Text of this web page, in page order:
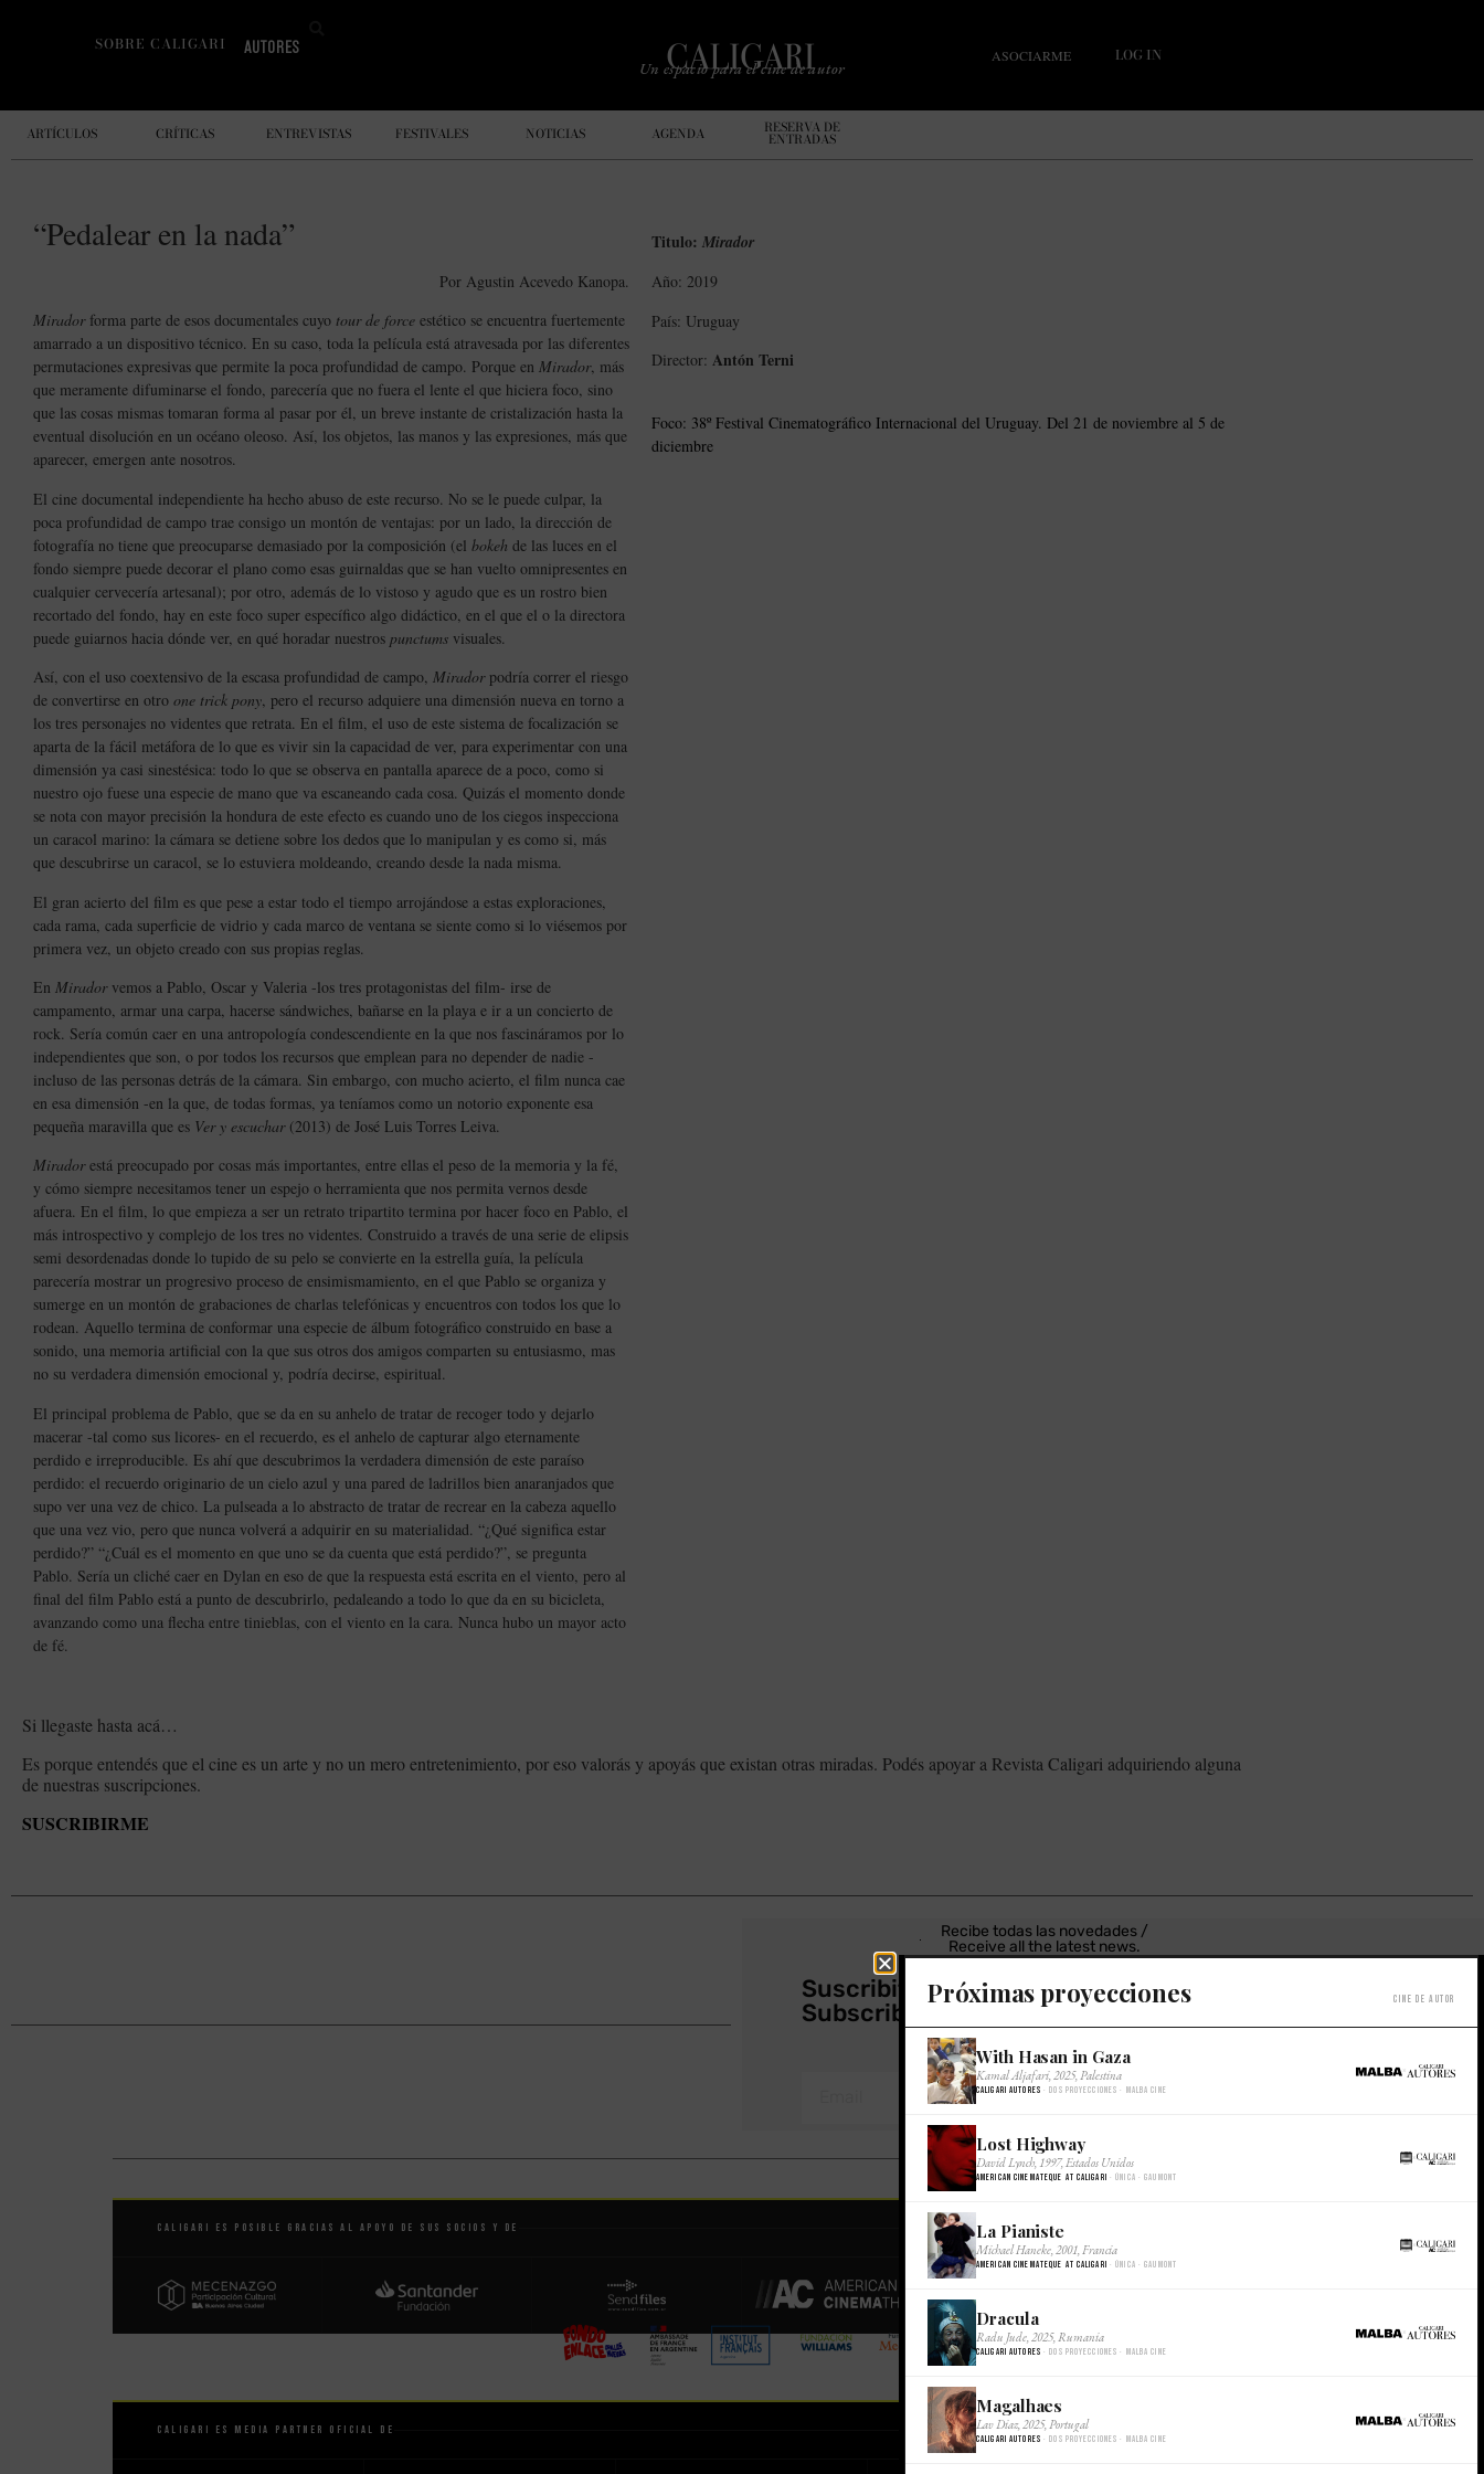
AUTORES
SOBRE CALIGARI
Un espacio para el cine de autor
ASOCIARME LOG IN
ARTÍCULOS CRÍTICAS ENTREVISTAS FESTIVALES NOTICIAS AGENDA RESERVA DE
ENTRADAS
“Pedalear en la nada”
Por Agustin Acevedo Kanopa.
Mirador forma parte de esos documentales cuyo tour de force estético se encuentra fuertemente
amarrado a un dispositivo técnico. En su caso, toda la película está atravesada por las diferentes
permutaciones expresivas que permite la poca profundidad de campo. Porque en Mirador, más
que meramente difuminarse el fondo, parecería que no fuera el lente el que hiciera foco, sino
que las cosas mismas tomaran forma al pasar por él, un breve instante de cristalización hasta la
eventual disolución en un océano oleoso. Así, los objetos, las manos y las expresiones, más que
aparecer, emergen ante nosotros.
El cine documental independiente ha hecho abuso de este recurso. No se le puede culpar, la
poca profundidad de campo trae consigo un montón de ventajas: por un lado, la dirección de
fotografía no tiene que preocuparse demasiado por la composición (el bokeh de las luces en el
fondo siempre puede decorar el plano como esas guirnaldas que se han vuelto omnipresentes en
cualquier cervecería artesanal); por otro, además de lo vistoso y agudo que es un rostro bien
recortado del fondo, hay en este foco super específico algo didáctico, en el que el o la directora
puede guiarnos hacia dónde ver, en qué horadar nuestros punctums visuales.
Así, con el uso coextensivo de la escasa profundidad de campo, Miradorpodría correr el riesgo
de convertirse en otro one trick pony, pero el recurso adquiere una dimensión nueva en torno a
los tres personajes no videntes que retrata. En el film, el uso de este sistema de focalización se
aparta de la fácil metáfora de lo que es vivir sin la capacidad de ver, para experimentar con una
dimensión ya casi sinestésica: todo lo que se observa en pantalla aparece de a poco, como si
nuestro ojo fuese una especie de mano que va escaneando cada cosa. Quizás el momento donde
se nota con mayor precisión la hondura de este efecto es cuando uno de los ciegos inspecciona
un caracol marino: la cámara se detiene sobre los dedos que lo manipulan y es como si, más
que descubrirse un caracol, se lo estuviera moldeando, creando desde la nada misma.
El gran acierto del film es que pese a estar todo el tiempo arrojándose a estas exploraciones,
cada rama, cada superficie de vidrio y cada marco de ventana se siente como si lo viésemos por
primera vez, un objeto creado con sus propias reglas.
En Miradorvemos a Pablo, Oscar y Valeria -los tres protagonistas del film- irse de
campamento, armar una carpa, hacerse sándwiches, bañarse en la playa e ir a un concierto de
rock. Sería común caer en una antropología condescendiente en la que nos fascináramos por lo
independientes que son, o por todos los recursos que emplean para no depender de nadie -
incluso de las personas detrás de la cámara. Sin embargo, con mucho acierto, el film nunca cae
en esa dimensión -en la que, de todas formas, ya teníamos como un notorio exponente esa
pequeña maravilla que es Ver y escuchar(2013) de José Luis Torres Leiva.
Miradorestá preocupado por cosas más importantes, entre ellas el peso de la memoria y la fé,
y cómo siempre necesitamos tener un espejo o herramienta que nos permita vernos desde
afuera. En el film, lo que empieza a ser un retrato tripartito termina por hacer foco en Pablo, el
más introspectivo y complejo de los tres no videntes. Construido a través de una serie de elipsis
semi desordenadas donde lo tupido de su pelo se convierte en la estrella guía, la película
parecería mostrar un progresivo proceso de ensimismamiento, en el que Pablo se organiza y
sumerge en un montón de grabaciones de charlas telefónicas y encuentros con todos los que lo
rodean. Aquello termina de conformar una especie de álbum fotográfico construido en base a
sonido, una memoria artificial con la que sus otros dos amigos comparten su entusiasmo, mas
no su verdadera dimensión emocional y, podría decirse, espiritual.
El principal problema de Pablo, que se da en su anhelo de tratar de recoger todo y dejarlo
macerar -tal como sus licores- en el recuerdo, es el anhelo de capturar algo eternamente
perdido e irreproducible. Es ahí que descubrimos la verdadera dimensión de este paraíso
perdido: el recuerdo originario de un cielo azul y una pared de ladrillos bien anaranjados que
supo ver una vez de chico. La pulseada a lo abstracto de tratar de recrear en la cabeza aquello
que una vez vio, pero que nunca volverá a adquirir en su materialidad. “¿Qué significa estar
perdido?” “¿Cuál es el momento en que uno se da cuenta que está perdido?”, se pregunta
Pablo. Sería un cliché caer en Dylan en eso de que la respuesta está escrita en el viento, pero al
final del film Pablo está a punto de descubrirlo, pedaleando a todo lo que da en su bicicleta,
avanzando como una flecha entre tinieblas, con el viento en la cara. Nunca hubo un mayor acto
de fé.
Titulo: Mirador
Año: 2019
País: Uruguay
Director: Antón Terni
Foco: 38º Festival Cinematográfico Internacional del Uruguay. Del 21 de noviembre al 5 de
diciembre
Si llegaste hasta acá…
Es porque entendés que el cine es un arte y no un mero entretenimiento, por eso valorás y apoyás que existan otras miradas. Podés apoyar a Revista Caligari adquiriendo alguna
de nuestras suscripciones.
SUSCRIBIRME
Recibe todas las novedades /
Receive all the latest news.
Suscribite a nuestro Newsletter /
Subscribe to our newsletter.
SUSCRIBITE/
Caligari es posible gracias al apoyo de sus socios y de
Caligari es Media Partner Oficial de
Próximas proyecciones Cine de autor
With Hasan in Gaza
Kamal Aljafari, 2025, Palestina
Caligari Autores · Dos proyecciones · Malba Cine
×
Lost Highway
David Lynch, 1997, Estados Unidos
American Cinemateque at Caligari · Única · Gaumont
×
La Pianiste
Michael Haneke, 2001, Francia
American Cinemateque at Caligari · Única · Gaumont
×
Dracula
Radu Jude, 2025, Rumania
Caligari Autores · Dos proyecciones · Malba Cine
×
Magalhaes
Lav Diaz, 2025, Portugal
Caligari Autores · Dos proyecciones · Malba Cine
×